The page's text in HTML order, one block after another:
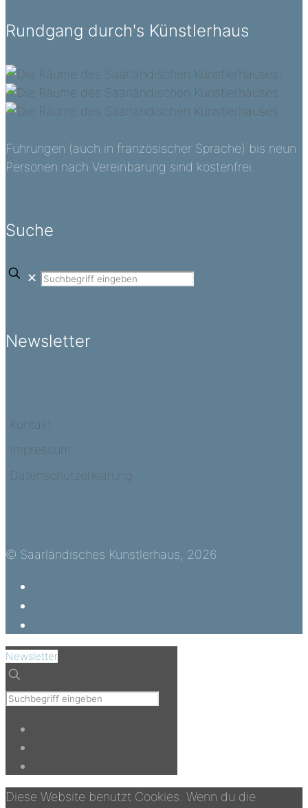
Rundgang durch's Künstlerhaus
Führungen (auch in französischer Sprache) bis neun
Personen nach Vereinbarung sind kostenfrei.
Suche
✕
Newsletter
Kontakt
Impressum
Datenschutzerklärung
© Saarländisches Künstlerhaus, 2026
Newsletter
Diese Website benutzt Cookies. Wenn du die